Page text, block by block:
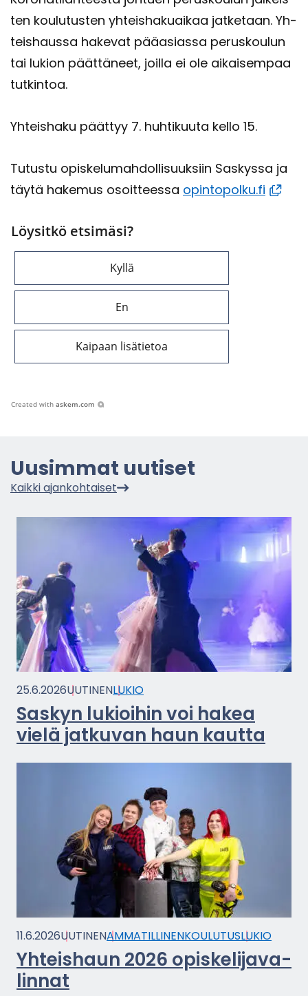
ten kou­lu­tus­ten yh­teis­ha­kuai­kaa jat­ke­taan. Yh­
teis­haus­sa ha­ke­vat pää­asias­sa pe­rus­kou­lun
tai lu­kion päät­tä­neet, joil­la ei ole ai­kai­sem­paa
tut­kin­toa.
Yh­teis­ha­ku päättyy 7. huh­ti­kuu­ta kello 15.
Tu­tus­tu opis­ke­lu­mah­dol­li­suuk­siin Sas­kys­sa ja
täytä ha­ke­mus osoit­tees­sa opin­to­pol­ku.fi
Löysitkö etsimäsi?
Kyllä
En
Kaipaan lisätietoa
Created with askem.com
Uusim­mat uu­ti­set
Kaik­ki ajan­koh­tai­set
25.6.2026UU­TI­NENLUKIO
Sas­kyn lu­kioi­hin voi hakea
vielä jat­ku­van haun kaut­ta
11.6.2026UU­TI­NENAM­MA­TIL­LI­NEN­KOU­LU­TUSLUKIO
Yh­teis­haun 2026 opis­ke­li­ja­va­
lin­nat